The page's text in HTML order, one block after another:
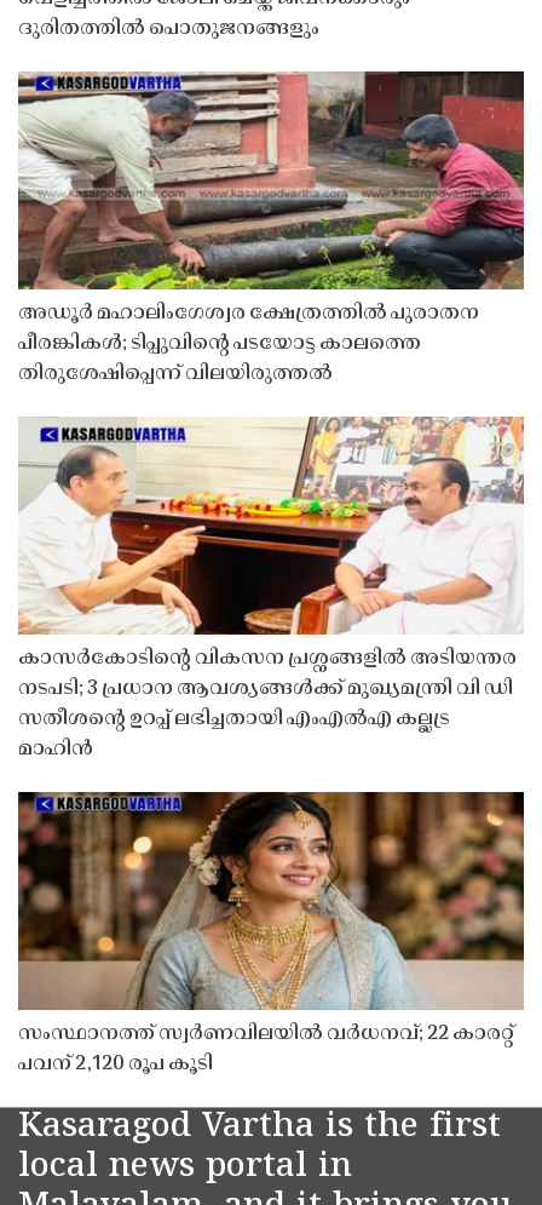
ദുരിതത്തിൽ പൊതുജനങ്ങളും
അഡൂർ മഹാലിംഗേശ്വര ക്ഷേത്രത്തിൽ പുരാതന
പീരങ്കികൾ; ടിപ്പുവിൻ്റെ പടയോട്ട കാലത്തെ
തിരുശേഷിപ്പെന്ന് വിലയിരുത്തൽ
കാസർകോടിൻ്റെ വികസന പ്രശ്നങ്ങളിൽ അടിയന്തര
നടപടി; 3 പ്രധാന ആവശ്യങ്ങൾക്ക് മുഖ്യമന്ത്രി വി ഡി
സതീശൻ്റെ ഉറപ്പ് ലഭിച്ചതായി എംഎൽഎ കല്ലട്ര
മാഹിൻ
സംസ്ഥാനത്ത് സ്വർണവിലയിൽ വർധനവ്; 22 കാരറ്റ്
പവന് 2,120 രൂപ കൂടി
Kasaragod Vartha is the first
local news portal in